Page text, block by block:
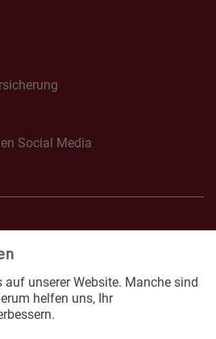
Social Media
FACEBOOK NONNENHORN
Datenschutz
auf unserer Website. Manche sind
helfen uns, Ihr